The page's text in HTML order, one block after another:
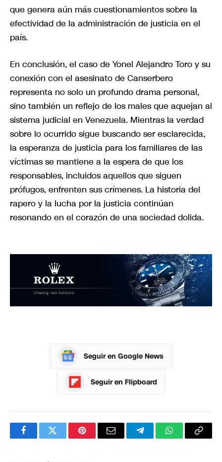
que genera aún más cuestionamientos sobre la
efectividad de la administración de justicia en el
país.
En conclusión, el caso de Yonel Alejandro Toro y su
conexión con el asesinato de Canserbero
representa no solo un profundo drama personal,
sino también un reflejo de los males que aquejan al
sistema judicial en Venezuela. Mientras la verdad
sobre lo ocurrido sigue buscando ser esclarecida,
la esperanza de justicia para los familiares de las
víctimas se mantiene a la espera de que los
responsables, incluidos aquellos que siguen
prófugos, enfrenten sus crímenes. La historia del
rapero y la lucha por la justicia continúan
resonando en el corazón de una sociedad dolida.
Seguir en Google News
Seguir en Flipboard
FacebookTwitterPinterestCorreoTelegramWhatsApp